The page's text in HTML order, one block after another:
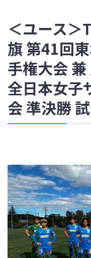
＜ユース＞
旗 第41回
手権大会
全日本女子
会 準決勝